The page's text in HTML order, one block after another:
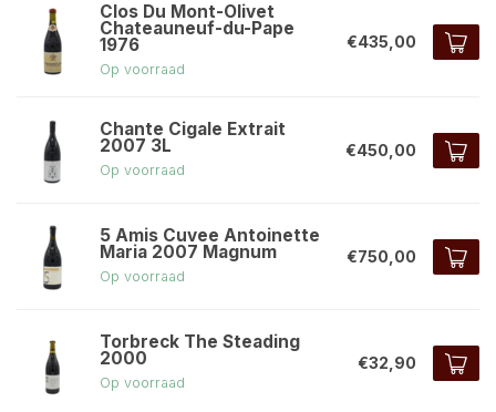
Clos Du Mont-Olivet
Chateauneuf-du-Pape
1976
Op voorraad
€435,00
Chante Cigale Extrait
2007 3L
Op voorraad
€450,00
5 Amis Cuvee Antoinette
Maria 2007 Magnum
Op voorraad
€750,00
Torbreck The Steading
2000
Op voorraad
€32,90